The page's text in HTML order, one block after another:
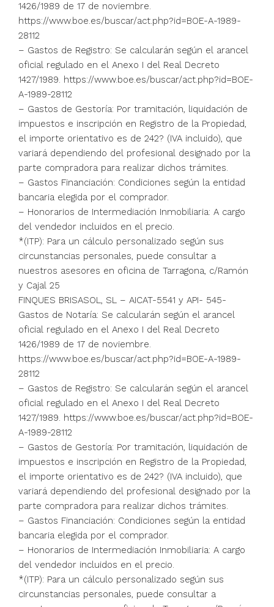
1426/1989 de 17 de noviembre.
https://www.boe.es/buscar/act.php?id=BOE-A-1989-
28112
– Gastos de Registro: Se calcularán según el arancel
oficial regulado en el Anexo I del Real Decreto
1427/1989. https://www.boe.es/buscar/act.php?id=BOE-
A-1989-28112
– Gastos de Gestoría: Por tramitación, liquidación de
impuestos e inscripción en Registro de la Propiedad,
el importe orientativo es de 242? (IVA incluido), que
variará dependiendo del profesional designado por la
parte compradora para realizar dichos trámites.
– Gastos Financiación: Condiciones según la entidad
bancaria elegida por el comprador.
– Honorarios de Intermediación Inmobiliaria: A cargo
del vendedor incluidos en el precio.
*(ITP): Para un cálculo personalizado según sus
circunstancias personales, puede consultar a
nuestros asesores en oficina de Tarragona, c/Ramón
y Cajal 25
FINQUES BRISASOL, SL – AICAT-5541 y API- 545-
Gastos de Notaría: Se calcularán según el arancel
oficial regulado en el Anexo I del Real Decreto
1426/1989 de 17 de noviembre.
https://www.boe.es/buscar/act.php?id=BOE-A-1989-
28112
– Gastos de Registro: Se calcularán según el arancel
oficial regulado en el Anexo I del Real Decreto
1427/1989. https://www.boe.es/buscar/act.php?id=BOE-
A-1989-28112
– Gastos de Gestoría: Por tramitación, liquidación de
impuestos e inscripción en Registro de la Propiedad,
el importe orientativo es de 242? (IVA incluido), que
variará dependiendo del profesional designado por la
parte compradora para realizar dichos trámites.
– Gastos Financiación: Condiciones según la entidad
bancaria elegida por el comprador.
– Honorarios de Intermediación Inmobiliaria: A cargo
del vendedor incluidos en el precio.
*(ITP): Para un cálculo personalizado según sus
circunstancias personales, puede consultar a